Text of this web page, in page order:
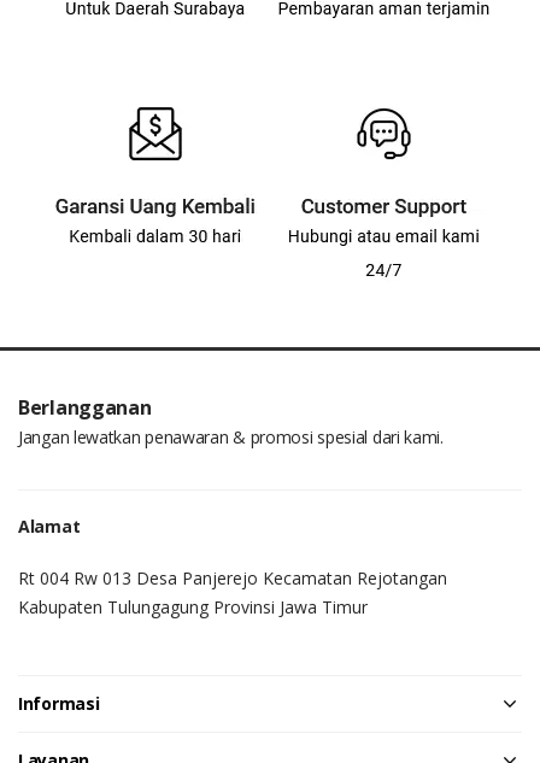
Berlangganan
Jangan lewatkan penawaran & promosi spesial dari kami.
Alamat
Rt 004 Rw 013 Desa Panjerejo Kecamatan Rejotangan
Kabupaten Tulungagung Provinsi Jawa Timur
Informasi